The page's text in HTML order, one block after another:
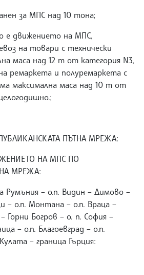
за МПС над 10 тона;
е движението на МПС,
на товари с технически
маса над 12 т от категория N3,
ремаркета и полуремаркета с
максимална маса над 10 т от
ПЪТНА МРЕЖА:
НА МПС ПО
МРЕЖА:
Румъния – о.п. Видин – Димово –
– о.п. Монтана – о.п. Враца –
Горни Богров – о. п. София –
– о.п. Благоевград – о.п.
– граница Гърция: